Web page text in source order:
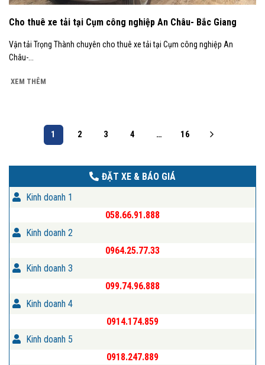
Cho thuê xe tải tại Cụm công nghiệp An Châu- Bắc Giang
Vận tải Trọng Thành chuyên cho thuê xe tải tại Cụm công nghiệp An
Châu-...
XEM THÊM
1 2 3 4 … 16
ĐẶT XE & BÁO GIÁ
Kinh doanh 1
058.66.91.888
Kinh doanh 2
0964.25.77.33
Kinh doanh 3
099.74.96.888
Kinh doanh 4
0914.174.859
Kinh doanh 5
0918.247.889